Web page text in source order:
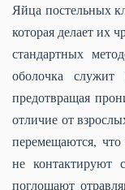
Яйца постельных
которая делает их
стандартных
оболочка служит
предотвращая
отличие от
перемещаются,
не контактируют
поглощают